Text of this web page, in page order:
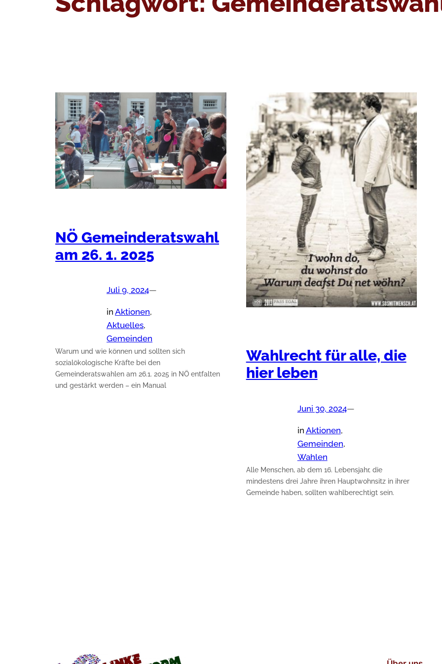
NÖ Gemeinderatswahl
am 26. 1. 2025
Juli 9, 2024—
in Aktionen
Aktuelles
Gemeinden
Warum und wie können und sollten sich
sozialökologische Kräfte bei den
Gemeinderatswahlen am 26.1. 2025 in NÖ entfalten
und gestärkt werden – ein Manual
Wahlrecht für alle, die
hier leben
Juni 30, 2024—
in Aktionen
Gemeinden
Wahlen
Alle Menschen, ab dem 16. Lebensjahr, die
mindestens drei Jahre ihren Hauptwohnsitz in ihrer
Gemeinde haben, sollten wahlberechtigt sein.